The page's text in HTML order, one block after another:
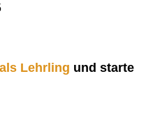
Lehrling und starte